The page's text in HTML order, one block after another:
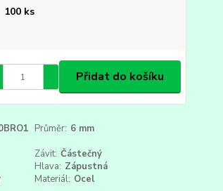
100 ks
Přidat do košíku
Průměr: 6 mm
Závit: Částečný
Hlava: Zápustná
Materiál: Ocel